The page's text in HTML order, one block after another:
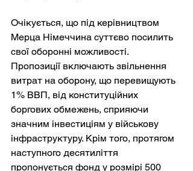
Очікується, що під керівництвом
Мерца Німеччина суттєво посилить
свої оборонні можливості.
Пропозиції включають звільнення
витрат на оборону, що перевищують
1% ВВП, від конституційних
боргових обмежень, сприяючи
значним інвестиціям у військову
інфраструктуру. Крім того, протягом
наступного десятиліття
пропонується фонд у розмірі 500